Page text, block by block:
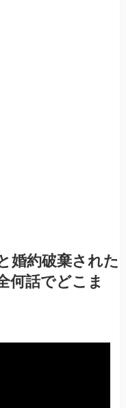
婚約破棄された
何話でどこま